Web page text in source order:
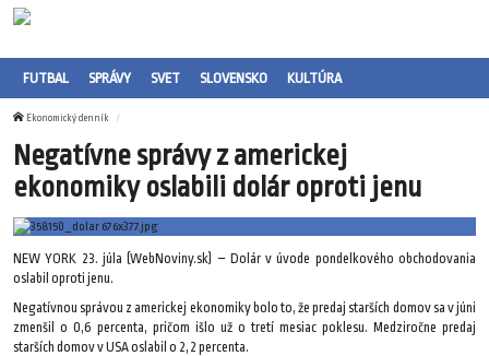
FUTBAL SPRÁVY SVET SLOVENSKO KULTÚRA
Ekonomický denník
Negatívne správy z americkej
ekonomiky oslabili dolár oproti jenu
NEW YORK 23. júla (WebNoviny.sk) – Dolár v úvode pondelkového obchodovania
oslabil oproti jenu.
Negatívnou správou z americkej ekonomiky bolo to, že predaj starších domov sa v júni
zmenšil o 0,6 percenta, pričom išlo už o tretí mesiac poklesu. Medziročne predaj
starších domov v USA oslabil o 2,2 percenta.